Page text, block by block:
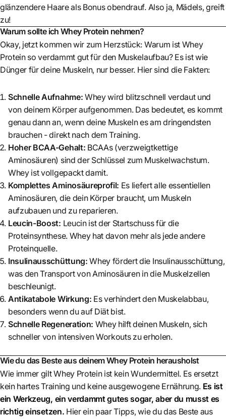
glänzendere Haare als Bonus obendrauf. Also ja, Mädels, greift
zu!
Warum sollte ich Whey Protein nehmen?
Okay, jetzt kommen wir zum Herzstück: Warum ist Whey
Protein so verdammt gut für den Muskelaufbau? Es ist wie
Dünger für deine Muskeln, nur besser. Hier sind die Fakten:
Schnelle Aufnahme: Whey wird blitzschnell verdaut und
von deinem Körper aufgenommen. Das bedeutet, es kommt
genau dann an, wenn deine Muskeln es am dringendsten
brauchen - direkt nach dem Training.
Hoher BCAA-Gehalt: BCAAs (verzweigtkettige
Aminosäuren) sind der Schlüssel zum Muskelwachstum.
Whey ist vollgepackt damit.
Komplettes Aminosäureprofil: Es liefert alle essentiellen
Aminosäuren, die dein Körper braucht, um Muskeln
aufzubauen und zu reparieren.
Leucin-Boost: Leucin ist der Startschuss für die
Proteinsynthese. Whey hat davon mehr als jede andere
Proteinquelle.
Insulinausschüttung: Whey fördert die Insulinausschüttung,
was den Transport von Aminosäuren in die Muskelzellen
beschleunigt.
Antikatabole Wirkung: Es verhindert den Muskelabbau,
besonders wenn du auf Diät bist.
Schnelle Regeneration: Whey hilft deinen Muskeln, sich
schneller von intensiven Workouts zu erholen.
Wie du das Beste aus deinem Whey Protein herausholst
Wie immer gilt Whey Protein ist kein Wundermittel. Es ersetzt
kein hartes Training und keine ausgewogene Ernährung. Es ist
ein Werkzeug, ein verdammt gutes sogar, aber du musst es
richtig einsetzen. Hier ein paar Tipps, wie du das Beste aus